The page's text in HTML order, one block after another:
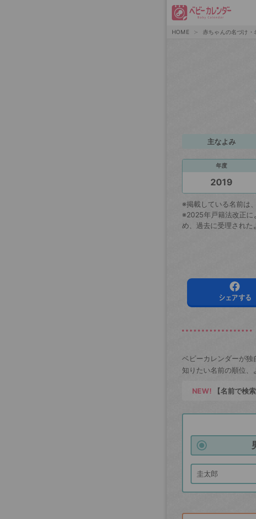
HOME 赤ちゃんの名づけ・
主なよみ
年度
2019
※掲載している名前は
※2025年戸籍法改正に
め、過去に受理された
シェアする
ベビーカレンダーが独
知りたい名前の順位、
NEW! 【名前で検